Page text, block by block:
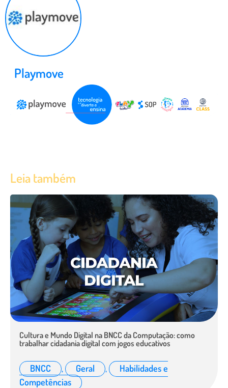
Playmove
Leia também
Cultura e Mundo Digital na BNCC da Computação: como
trabalhar cidadania digital com jogos educativos
BNCC , Geral ,
Habilidades e
Competências